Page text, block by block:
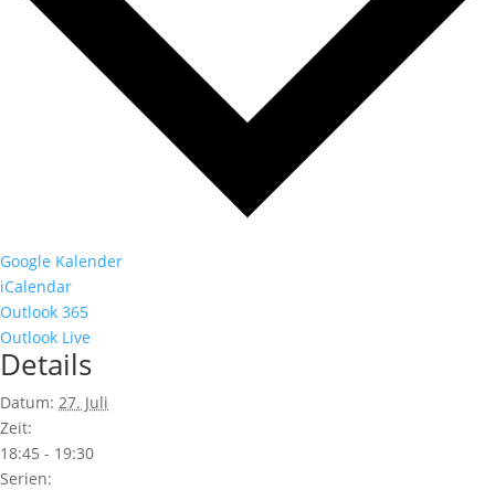
Google Kalender
iCalendar
Outlook 365
Outlook Live
Details
Datum: 27. Juli
Zeit:
18:45 - 19:30
Serien: